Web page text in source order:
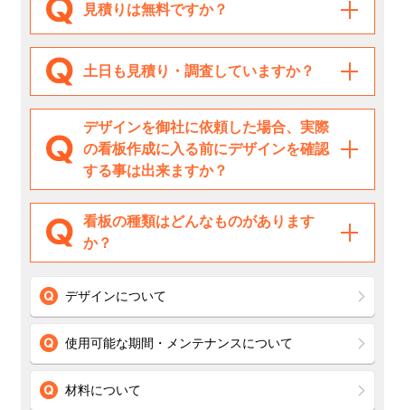
見積りは無料ですか？
土日も見積り・調査していますか？
デザインを御社に依頼した場合、実際
の看板作成に入る前にデザインを確認
する事は出来ますか？
看板の種類はどんなものがあります
か？
デザインについて
使用可能な期間・メンテナンスについて
材料について